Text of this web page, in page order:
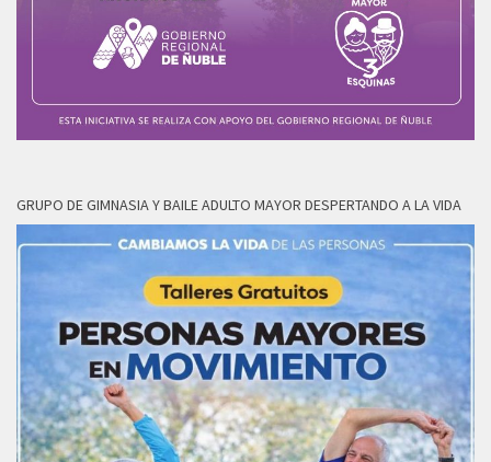
GRUPO DE GIMNASIA Y BAILE ADULTO MAYOR DESPERTANDO A LA VIDA